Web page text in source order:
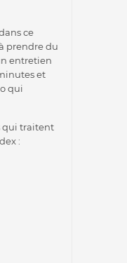
ce
prendre du
entretien
et
qui
qui traitent
: